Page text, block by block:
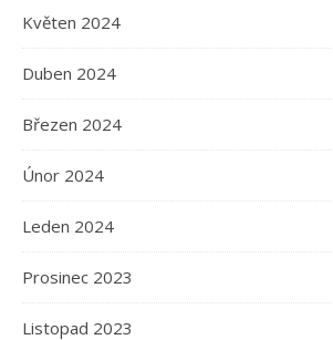
Květen 2024
Duben 2024
Březen 2024
Únor 2024
Leden 2024
Prosinec 2023
Listopad 2023